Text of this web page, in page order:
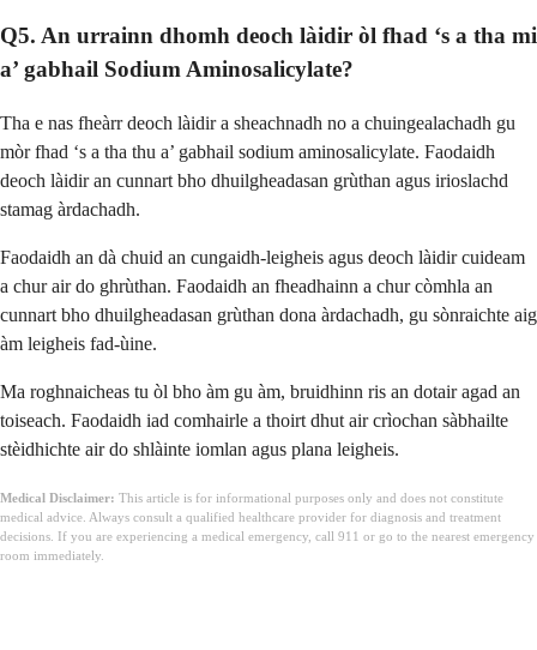
Q5. An urrainn dhomh deoch làidir òl fhad ‘s a tha mi
a’ gabhail Sodium Aminosalicylate?
Tha e nas fheàrr deoch làidir a sheachnadh no a chuingealachadh gu
mòr fhad ‘s a tha thu a’ gabhail sodium aminosalicylate. Faodaidh
deoch làidir an cunnart bho dhuilgheadasan grùthan agus irioslachd
stamag àrdachadh.
Faodaidh an dà chuid an cungaidh-leigheis agus deoch làidir cuideam
a chur air do ghrùthan. Faodaidh an fheadhainn a chur còmhla an
cunnart bho dhuilgheadasan grùthan dona àrdachadh, gu sònraichte aig
àm leigheis fad-ùine.
Ma roghnaicheas tu òl bho àm gu àm, bruidhinn ris an dotair agad an
toiseach. Faodaidh iad comhairle a thoirt dhut air crìochan sàbhailte
stèidhichte air do shlàinte iomlan agus plana leigheis.
Medical Disclaimer: This article is for informational purposes only and does not constitute
medical advice. Always consult a qualified healthcare provider for diagnosis and treatment
decisions. If you are experiencing a medical emergency, call 911 or go to the nearest emergency
room immediately.